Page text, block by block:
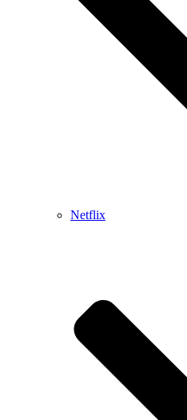
Netflix